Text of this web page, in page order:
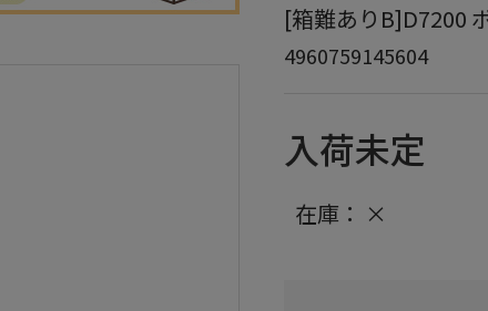
[箱難ありB]D7200
4960759145604
入荷未定
在庫： ×